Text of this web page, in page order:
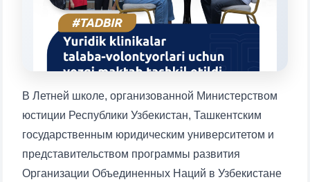
В Летней школе, организованной Министерством
юстиции Республики Узбекистан, Ташкентским
государственным юридическим университетом и
представительством программы развития
Организации Объединенных Наций в Узбекистане
3. Собеседование (бакалавр) (8)
4. Собеседование (магистр) (5)
7. Колл-центр (4)
✉️ Написать администратору